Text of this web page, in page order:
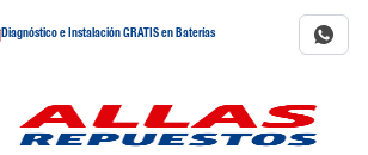
Diagnóstico e Instalación GRATIS en Baterías